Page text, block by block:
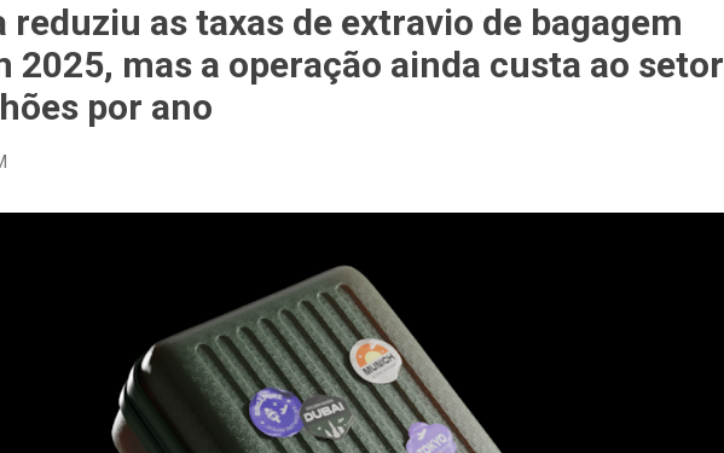
reduziu as taxas de extravio de bagagem
2025, mas a operação ainda custa ao setor
por ano